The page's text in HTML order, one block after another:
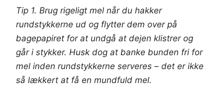
Tip 1. Brug rigeligt mel når du hakker
rundstykkerne ud og flytter dem over på
bagepapiret for at undgå at dejen klistrer og
går i stykker. Husk dog at banke bunden fri for
mel inden rundstykkerne serveres – det er ikke
så lækkert at få en mundfuld mel.